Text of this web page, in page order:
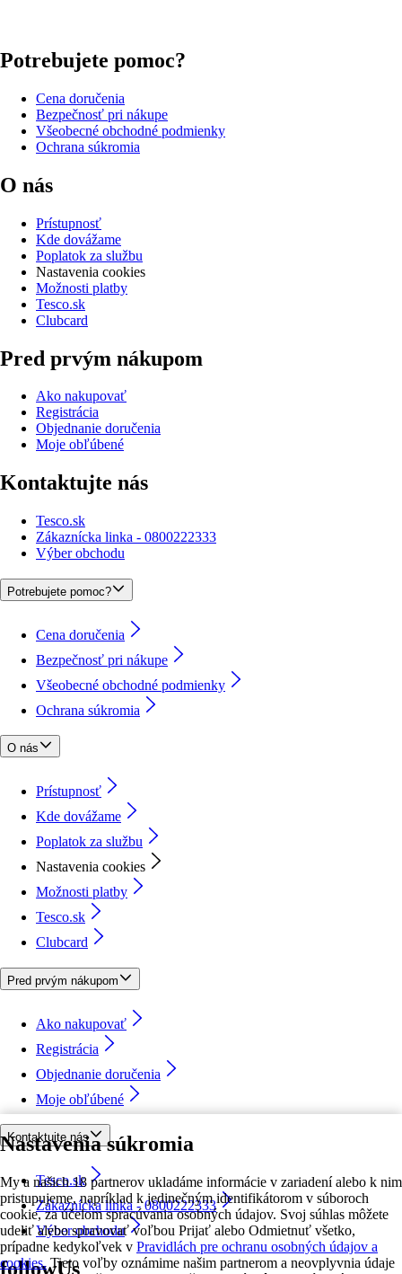
Nastavenia súkromia
My a našich 18 partnerov ukladáme informácie v zariadení alebo k nim
pristupujeme, napríklad k jedinečným identifikátorom v súboroch
cookie, za účelom spracúvania osobných údajov. Svoj súhlas môžete
udeliť alebo spravovať voľbou Prijať alebo Odmietnuť všetko,
prípadne kedykoľvek v Pravidlách pre ochranu osobných údajov a
cookies. Tieto voľby oznámime našim partnerom a neovplyvnia údaje
Potrebujete pomoc?
Cena doručenia
Bezpečnosť pri nákupe
Všeobecné obchodné podmienky
Ochrana súkromia
O nás
Prístupnosť
Kde dovážame
Poplatok za službu
Nastavenia cookies
Možnosti platby
Tesco.sk
Clubcard
Pred prvým nákupom
Ako nakupovať
Registrácia
Objednanie doručenia
Moje obľúbené
Kontaktujte nás
Tesco.sk
Zákaznícka linka - 0800222333
Výber obchodu
Potrebujete pomoc?
Cena doručenia
Bezpečnosť pri nákupe
Všeobecné obchodné podmienky
Ochrana súkromia
O nás
Prístupnosť
Kde dovážame
Poplatok za službu
Nastavenia cookies
Možnosti platby
Tesco.sk
Clubcard
Pred prvým nákupom
Ako nakupovať
Registrácia
Objednanie doručenia
Moje obľúbené
Kontaktujte nás
Tesco.sk
Zákaznícka linka - 0800222333
Výber obchodu
followUs